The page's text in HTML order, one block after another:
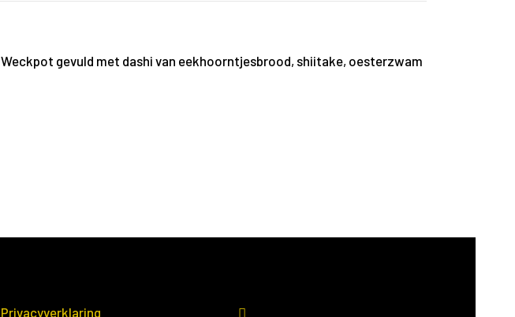
Weckpot gevuld met dashi van eekhoorntjesbrood, shiitake, oesterzwam
Privacyverklaring